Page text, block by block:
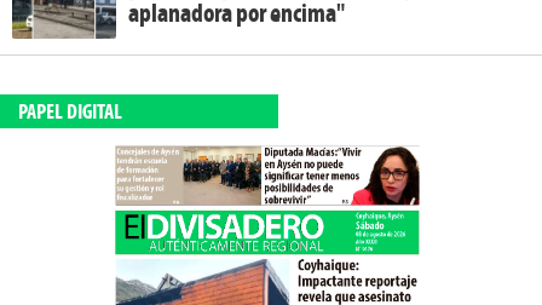
aplanadora por encima"
PAPEL DIGITAL